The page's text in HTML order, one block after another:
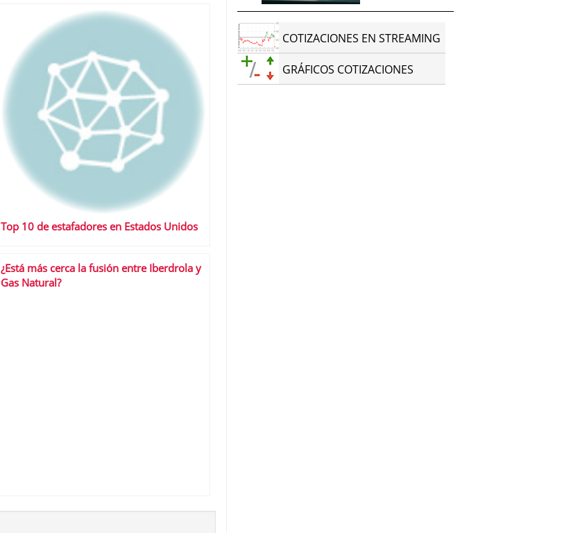
Top 10 de estafadores en Estados Unidos
¿Está más cerca la fusión entre Iberdrola y
Gas Natural?
COTIZACIONES EN STREAMING
GRÁFICOS COTIZACIONES